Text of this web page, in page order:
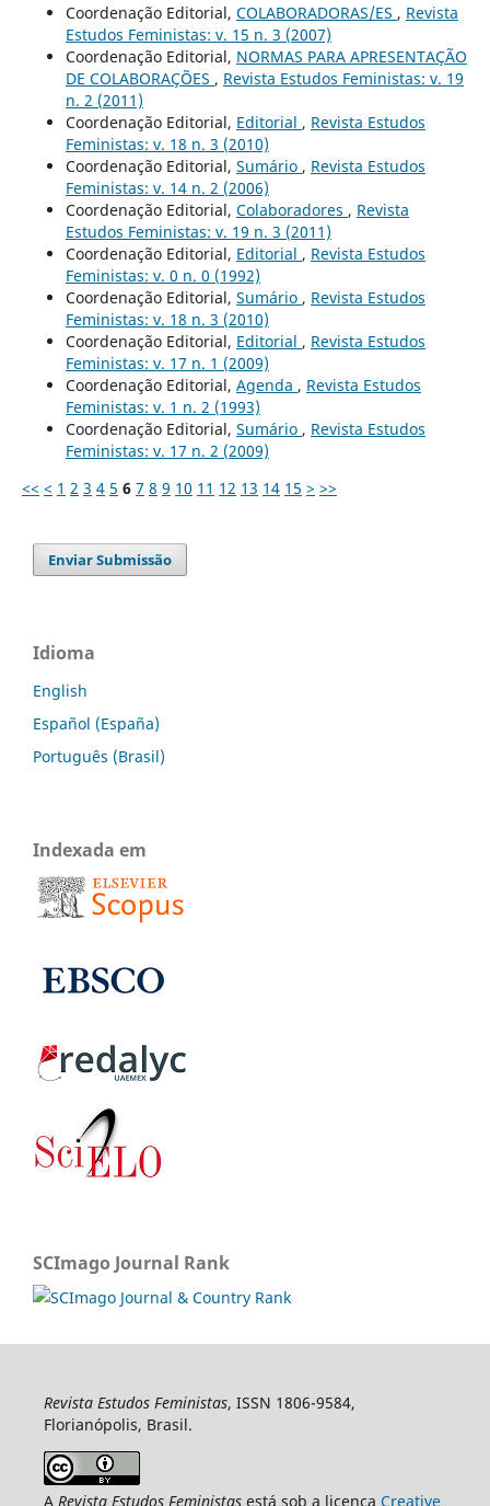
Coordenação Editorial, COLABORADORAS/ES , Revista
Estudos Feministas: v. 15 n. 3 (2007)
Coordenação Editorial, NORMAS PARA APRESENTAÇÃO
DE COLABORAÇÕES , Revista Estudos Feministas: v. 19
n. 2 (2011)
Coordenação Editorial, Editorial , Revista Estudos
Feministas: v. 18 n. 3 (2010)
Coordenação Editorial, Sumário , Revista Estudos
Feministas: v. 14 n. 2 (2006)
Coordenação Editorial, Colaboradores , Revista
Estudos Feministas: v. 19 n. 3 (2011)
Coordenação Editorial, Editorial , Revista Estudos
Feministas: v. 0 n. 0 (1992)
Coordenação Editorial, Sumário , Revista Estudos
Feministas: v. 18 n. 3 (2010)
Coordenação Editorial, Editorial , Revista Estudos
Feministas: v. 17 n. 1 (2009)
Coordenação Editorial, Agenda , Revista Estudos
Feministas: v. 1 n. 2 (1993)
Coordenação Editorial, Sumário , Revista Estudos
Feministas: v. 17 n. 2 (2009)
<< < 1 2 3 4 5 6 7 8 9 10 11 12 13 14 15 > >>
Enviar Submissão
Idioma
English
Español (España)
Português (Brasil)
Indexada em
SCImago Journal Rank
Revista Estudos Feministas, ISSN 1806-9584,
Florianópolis, Brasil.
A Revista Estudos Feministasestá sob a licença Creative